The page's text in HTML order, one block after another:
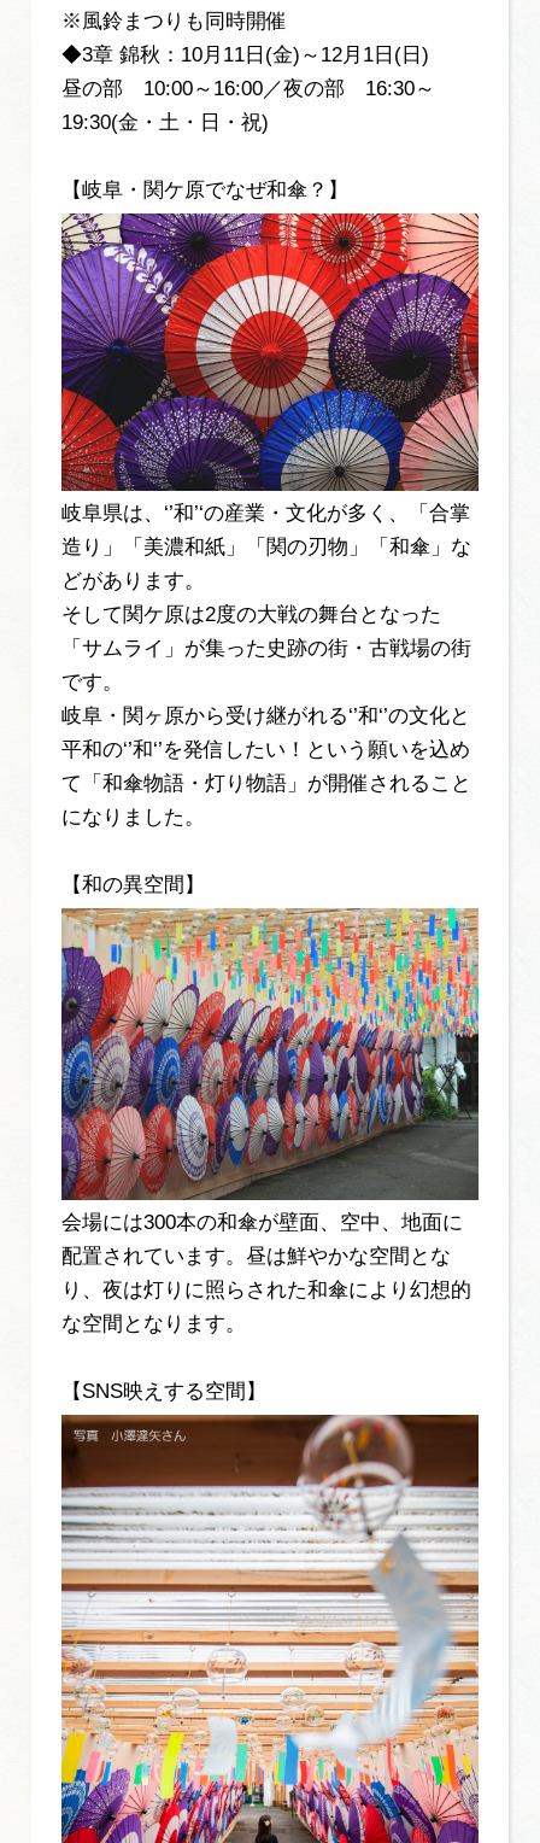
※風鈴まつりも同時開催
◆3章 錦秋：10月11日(金)～12月1日(日)
昼の部 10:00～16:00／夜の部 16:30～
19:30(金・土・日・祝)
【岐阜・関ケ原でなぜ和傘？】
岐阜県は、‘’和’‘の産業・文化が多く、「合掌
造り」「美濃和紙」「関の刃物」「和傘」な
どがあります。
そして関ケ原は2度の大戦の舞台となった
「サムライ」が集った史跡の街・古戦場の街
です。
岐阜・関ヶ原から受け継がれる‘’和‘’の文化と
平和の‘’和‘’を発信したい！という願いを込め
て「和傘物語・灯り物語」が開催されること
になりました。
【和の異空間】
会場には300本の和傘が壁面、空中、地面に
配置されています。昼は鮮やかな空間とな
り、夜は灯りに照らされた和傘により幻想的
な空間となります。
【SNS映えする空間】